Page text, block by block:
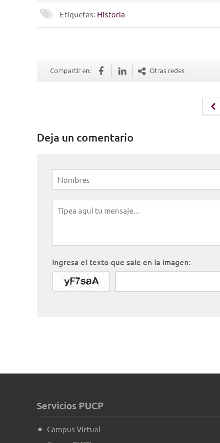
Etiquetas: Historia
Compartir en: Otras redes
Deja un comentario
Ingresa el texto que sale en la imagen:
Servicios PUCP
Campus Virtual